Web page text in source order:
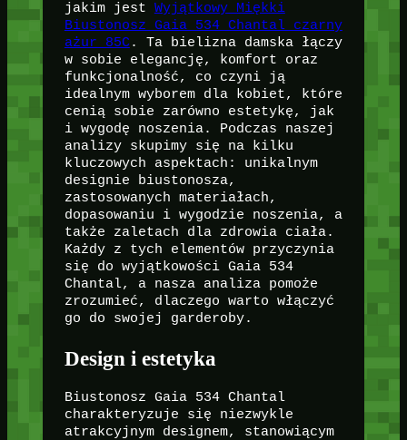
jakim jest Wyjątkowy Miękki
Biustonosz Gaia 534 Chantal czarny
ażur 85C. Ta bielizna damska łączy
w sobie elegancję, komfort oraz
funkcjonalność, co czyni ją
idealnym wyborem dla kobiet, które
cenią sobie zarówno estetykę, jak
i wygodę noszenia. Podczas naszej
analizy skupimy się na kilku
kluczowych aspektach: unikalnym
designie biustonosza,
zastosowanych materiałach,
dopasowaniu i wygodzie noszenia, a
także zaletach dla zdrowia ciała.
Każdy z tych elementów przyczynia
się do wyjątkowości Gaia 534
Chantal, a nasza analiza pomoże
zrozumieć, dlaczego warto włączyć
go do swojej garderoby.
Design i estetyka
Biustonosz Gaia 534 Chantal
charakteryzuje się niezwykle
atrakcyjnym designem, stanowiącym